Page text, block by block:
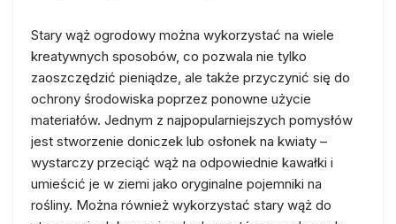
Stary wąż ogrodowy można wykorzystać na wiele
kreatywnych sposobów, co pozwala nie tylko
zaoszczędzić pieniądze, ale także przyczynić się do
ochrony środowiska poprzez ponowne użycie
materiałów. Jednym z najpopularniejszych pomysłów
jest stworzenie doniczek lub osłonek na kwiaty –
wystarczy przeciąć wąż na odpowiednie kawałki i
umieścić je w ziemi jako oryginalne pojemniki na
rośliny. Można również wykorzystać stary wąż do